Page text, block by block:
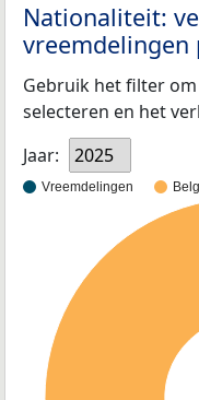
Nationaliteit:
vreemdelingen
Gebruik het filter
selecteren en het
Jaar:
2025
Vreemdelingen